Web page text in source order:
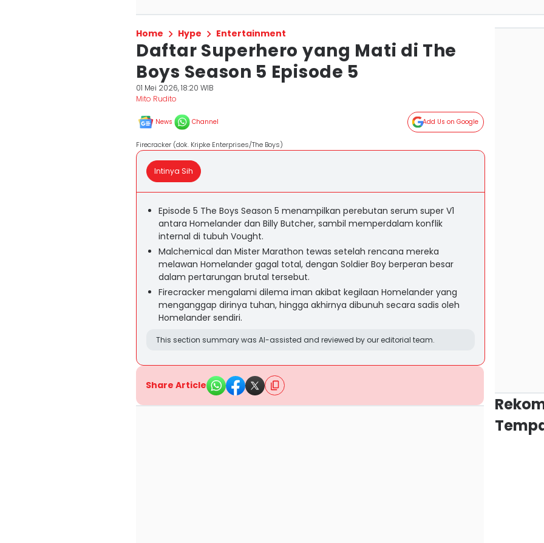
Home Hype Entertainment
Daftar Superhero yang Mati di The
Boys Season 5 Episode 5
01 Mei 2026, 18:20 WIB
Mito Rudito
News Channel Add Us on Google
Firecracker (dok. Kripke Enterprises/The Boys)
Intinya Sih
Episode 5 The Boys Season 5 menampilkan perebutan serum super V1
antara Homelander dan Billy Butcher, sambil memperdalam konflik
internal di tubuh Vought.
Malchemical dan Mister Marathon tewas setelah rencana mereka
melawan Homelander gagal total, dengan Soldier Boy berperan besar
dalam pertarungan brutal tersebut.
Firecracker mengalami dilema iman akibat kegilaan Homelander yang
menganggap dirinya tuhan, hingga akhirnya dibunuh secara sadis oleh
Homelander sendiri.
This section summary was AI-assisted and reviewed by our editorial team.
Share Article